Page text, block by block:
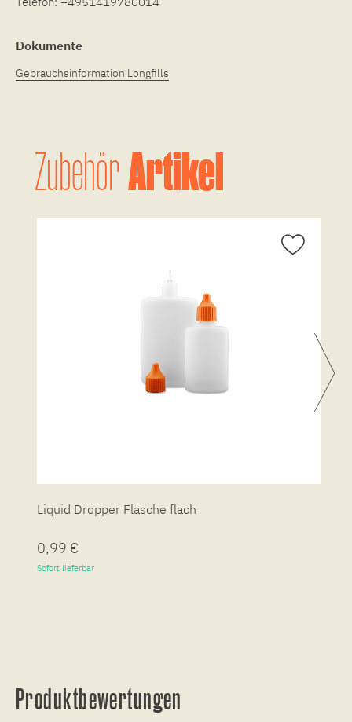
Dokumente
Gebrauchsinformation Longfills
ZubehörArtikel
Liquid Dropper Flasche flach
0,99 €
Sofort lieferbar
Produktbewertungen